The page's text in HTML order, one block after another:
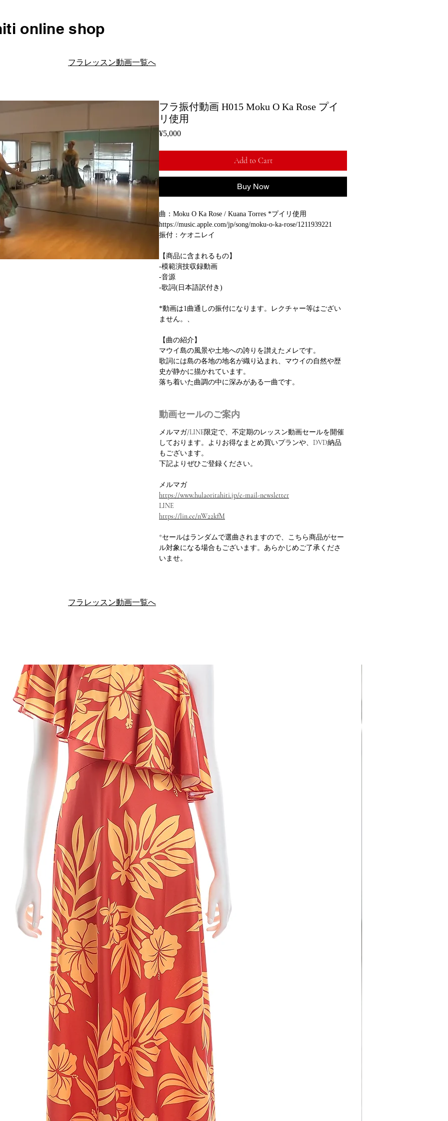
online shop
フラレッスン動画一覧へ
フラ振付動画 H015 Moku O Ka Rose プイ
リ使用
¥5,000Price
Add to Cart
Buy Now
曲：Moku O Ka Rose / Kuana Torres *プイリ使用
https://music.apple.com/jp/song/moku-o-ka-rose/1211939221
振付：ケオニレイ
【商品に含まれるもの】
-模範演技収録動画
-音源
-歌詞(日本語訳付き)
*動画は1曲通しの振付になります。レクチャー等はござい
ません。、
【曲の紹介】
マウイ島の風景や土地への誇りを讃えたメレです。
歌詞には島の各地の地名が織り込まれ、マウイの自然や歴
史が静かに描かれています。
落ち着いた曲調の中に深みがある一曲です。
動画セールのご案内
メルマガ/LINE限定で、不定期のレッスン動画セールを開催
しております。よりお得なまとめ買いプランや、DVD納品
もございます。
下記よりぜひご登録ください。
メルマガ
https://www.hulaoritahiti.jp/e-mail-newsletter
LINE
https://lin.ee/nW22kfM
*セールはランダムで選曲されますので、こちら商品がセー
ル対象になる場合もございます。あらかじめご了承くださ
いませ。
フラレッスン動画一覧へ